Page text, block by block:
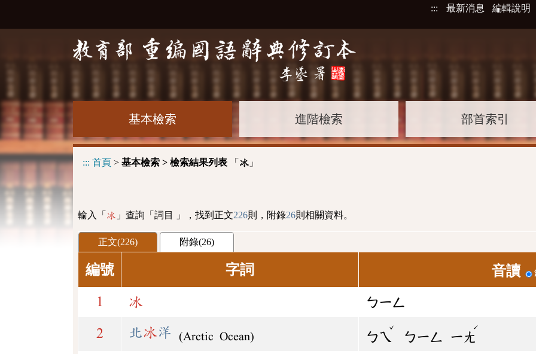
::: 最新消息 編輯說明
基本檢索 進階檢索 部首索引
::: 首頁 > 基本檢索 > 檢索結果列表 「 冰 」
輸入「 冰 」查詢「詞目 」，找到正文226則，附錄26則相關資料。
正文(226) 附錄(26)
編號 字詞 音讀
1 冰 ㄅㄧㄥ
2 北冰洋 (Arctic Ocean) ㄅㄟ
ˇ
ㄅㄧㄥ ㄧㄤ
ˊ